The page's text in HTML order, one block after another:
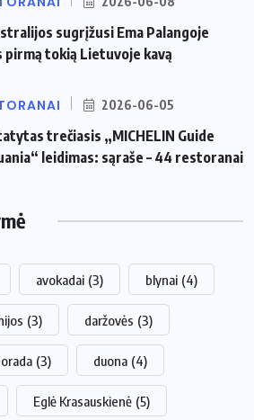
sugrįžusi Ema Palangoje
pirmą tokią Lietuvoje kavą
2026-06-05
trečiasis „MICHELIN Guide
leidimas: sąraše – 44 restoranai
avokadai (3) blynai (4)
(3) daržovės (3)
(3) duona (4)
Eglė Krasauskienė (5)